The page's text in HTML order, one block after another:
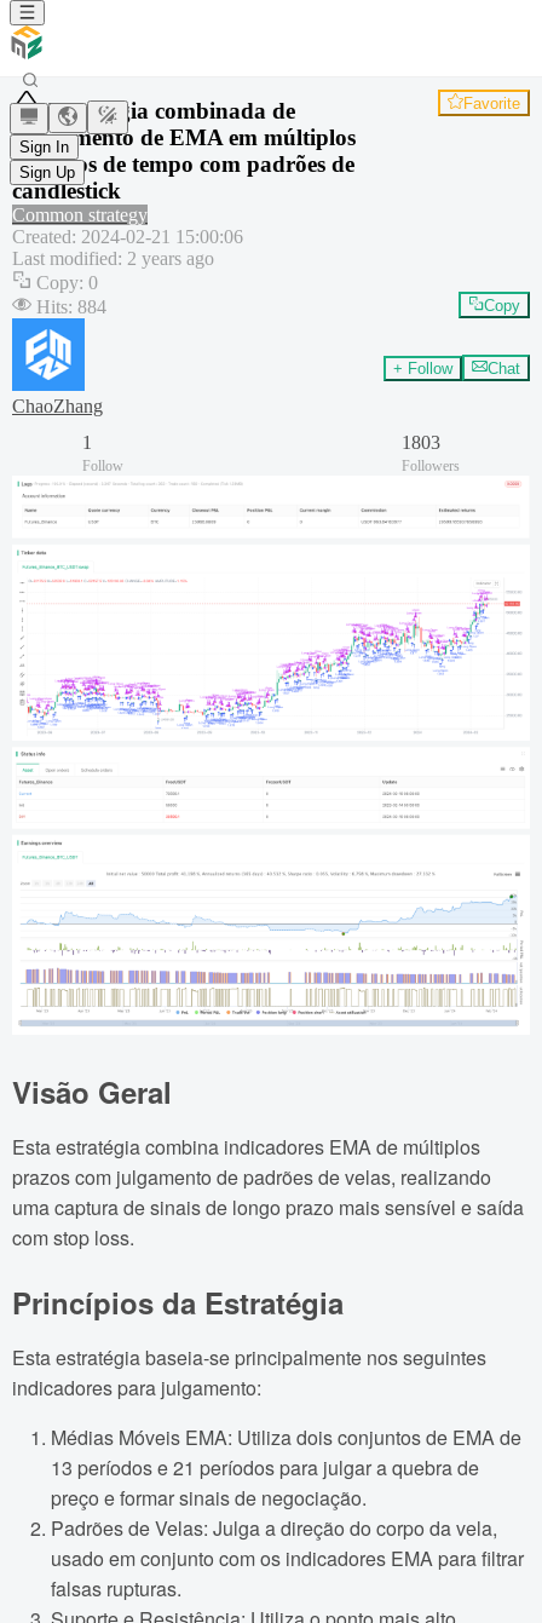
Sign In
Sign Up
Estratégia combinada de
rompimento de EMA em múltiplos
períodos de tempo com padrões de
candlestick
Favorite
Common strategy
Created: 2024-02-21 15:00:06
Last modified: 2 years ago
Copy: 0
Hits: 884 Copy
ChaoZhang
+ Follow Chat
1
Follow
1803
Followers
Visão Geral
Esta estratégia combina indicadores EMA de múltiplos
prazos com julgamento de padrões de velas, realizando
uma captura de sinais de longo prazo mais sensível e saída
com stop loss.
Princípios da Estratégia
Esta estratégia baseia-se principalmente nos seguintes
indicadores para julgamento:
Médias Móveis EMA: Utiliza dois conjuntos de EMA de
13 períodos e 21 períodos para julgar a quebra de
preço e formar sinais de negociação.
Padrões de Velas: Julga a direção do corpo da vela,
usado em conjunto com os indicadores EMA para filtrar
falsas rupturas.